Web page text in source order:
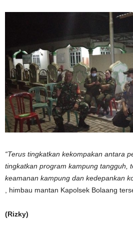
“Terus tingkatkan kekompakan antara
tingkatkan program kampung tangguh,
keamanan kampung dan kedepankan
, himbau mantan Kapolsek Bolaang
(Rizky)